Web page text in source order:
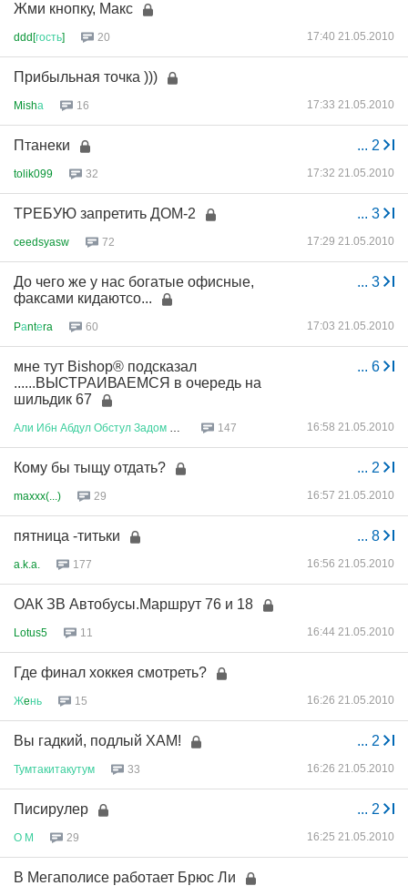
Жми кнопку, Макс
ddd[гость] 20 17:40 21.05.2010
Прибыльная точка )))
Mishа 16 17:33 21.05.2010
... 2
Птанеки
tolik099 32 17:32 21.05.2010
... 3
ТРЕБУЮ запретить ДОМ-2
ceedsyasw 72 17:29 21.05.2010
... 3
До чего же у нас богатые офисные,
факсами кидаютсо...
Pаntеra 60 17:03 21.05.2010
... 6
мне тут Bishop® подсказал
......ВЫСТРАИВАЕМСЯ в очередь на
шильдик 67
Али Ибн Абдул Обстул Задом 147 16:58 21.05.2010
... 2
Кому бы тыщу отдать?
maxxx(...) 29 16:57 21.05.2010
... 8
пятница -титьки
a.k.a. 177 16:56 21.05.2010
ОАК ЗВ Автобусы.Маршрут 76 и 18
Lotus5 11 16:44 21.05.2010
Где финал хоккея смотреть?
Жeнь 15 16:26 21.05.2010
... 2
Вы гадкий, подлый ХАМ!
Тумтакитакутум 33 16:26 21.05.2010
... 2
Писирулер
О М 29 16:25 21.05.2010
В Мегаполисе работает Брюс Ли